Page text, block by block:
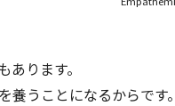
ります。
うことになるからです。